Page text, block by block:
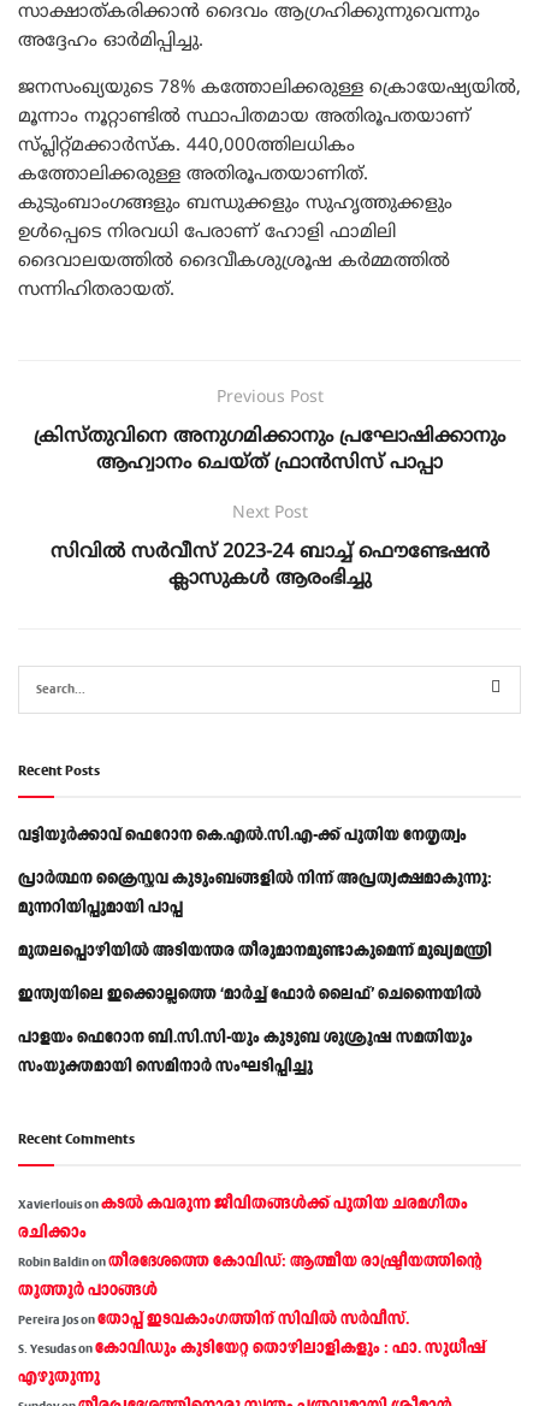
സാക്ഷാത്കരിക്കാൻ ദൈവം ആഗ്രഹിക്കുന്നുവെന്നും
അദ്ദേഹം ഓർമിപ്പിച്ചു.
ജനസംഖ്യയുടെ 78% കത്തോലിക്കരുള്ള ക്രൊയേഷ്യയിൽ,
മൂന്നാം നൂറ്റാണ്ടിൽ സ്ഥാപിതമായ അതിരൂപതയാണ്
സ്പ്ലിറ്റ്മക്കാർസ്ക. 440,000ത്തിലധികം
കത്തോലിക്കരുള്ള അതിരൂപതയാണിത്.
കുടുംബാംഗങ്ങളും ബന്ധുക്കളും സുഹൃത്തുക്കളും
ഉൾപ്പെടെ നിരവധി പേരാണ് ഹോളി ഫാമിലി
ദൈവാലയത്തിൽ ദൈവീകശുശ്രൂഷ കർമ്മത്തിൽ
സന്നിഹിതരായത്.
Previous Post
ക്രിസ്തുവിനെ അനുഗമിക്കാനും പ്രഘോഷിക്കാനും
ആഹ്വാനം ചെയ്ത് ഫ്രാൻസിസ് പാപ്പാ
Next Post
സിവിൽ സർവീസ് 2023-24 ബാച്ച് ഫൌണ്ടേഷൻ
ക്ലാസുകൾ ആരംഭിച്ചു
Recent Posts
വട്ടിയൂർക്കാവ് ഫെറോന കെ.എൽ.സി.എ-ക്ക് പുതിയ നേതൃത്വം
പ്രാര്‍ത്ഥന ക്രൈസ്തവ കുടുംബങ്ങളില്‍ നിന്ന് അപ്രത്യക്ഷമാകുന്നു:
മുന്നറിയിപ്പുമായി പാപ്പ
മുതലപ്പൊഴിയിൽ അടിയന്തര തീരുമാനമുണ്ടാകുമെന്ന് മുഖ്യമന്ത്രി
ഇന്ത്യയിലെ ഇക്കൊല്ലത്തെ ‘മാർച്ച് ഫോർ ലൈഫ്’ ചെന്നൈയിൽ
പാളയം ഫെറോന ബി.സി.സി-യും കുടുബ ശുശ്രൂഷ സമതിയും
സംയുക്തമായി സെമിനാർ സംഘടിപ്പിച്ചു
Recent Comments
Xavierlouisonകടല്‍ കവരുന്ന ജീവിതങ്ങള്‍ക്ക് പുതിയ ചരമഗീതം
രചിക്കാം
Robin Baldinonതീരദേശത്തെ കോവിഡ്: ആത്മീയ രാഷ്ട്രീയത്തിന്റെ
തൂത്തൂര്‍ പാഠങ്ങൾ
Pereira Josonതോപ്പ് ഇടവകാംഗത്തിന് സിവിൽ സർവീസ്.
S. Yesudasonകോവിഡും കുടിയേറ്റ തൊഴിലാളികളും : ഫാ. സുധീഷ്
എഴുതുന്നു